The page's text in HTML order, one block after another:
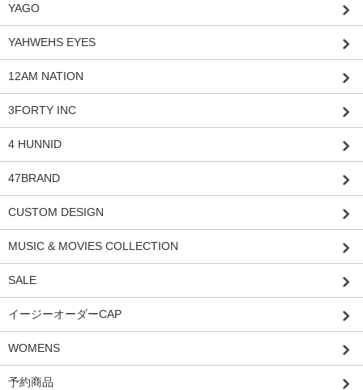
YAGO
YAHWEHS EYES
12AM NATION
3FORTY INC
4 HUNNID
47BRAND
CUSTOM DESIGN
MUSIC & MOVIES COLLECTION
SALE
イージーオーダーCAP
WOMENS
予約商品